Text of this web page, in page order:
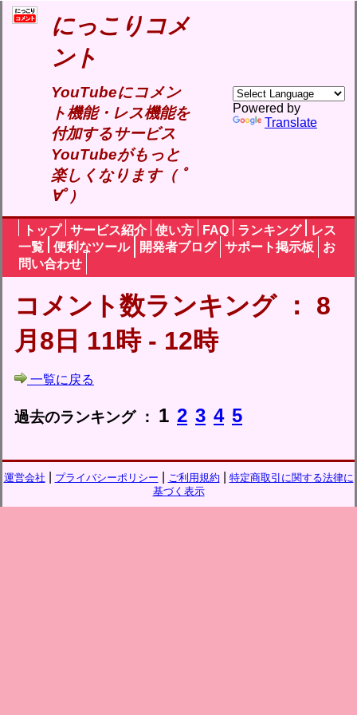
にっこりコメ
ント
YouTubeにコメン
ト機能・レス機能を
付加するサービス
YouTubeがもっと
楽しくなります（ ﾟ
∀ﾟ）
Powered by
Translate
トップ サービス紹介 使い方 FAQ ランキング
レス
一覧
便利なツール 開発者ブログ サポート掲示板
お
問い合わせ
コメント数ランキング ： 8
月8日 11時 - 12時
一覧に戻る
過去のランキング ： 1 2 3 4 5
運営会社 プライバシーポリシー ご利用規約
特定商取引に関する法律に
基づく表示